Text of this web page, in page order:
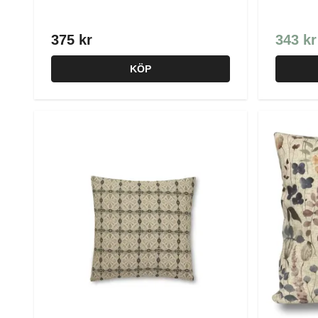
375 kr
KÖP
343 kr